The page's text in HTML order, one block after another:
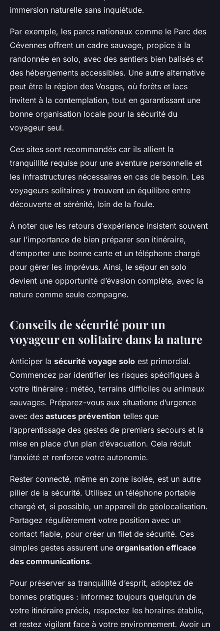
immersion naturelle sans inquiétude.
Par exemple, les parcs nationaux comme le Parc des
Cévennes offrent un cadre sauvage, propice à la
randonnée en solo, avec des sentiers bien balisés et
des hébergements accessibles. Une autre alternative
peut être la région des Vosges, où forêts et lacs
invitent à la contemplation, tout en garantissant une
bonne organisation locale pour la sécurité du
voyageur seul.
Ces sites sont recommandés car ils allient la
tranquillité requise pour une aventure personnelle et
les infrastructures nécessaires en cas de besoin. Les
voyageurs solitaires y trouvent un équilibre entre
découverte et sérénité, loin de la foule.
À noter que les retours d’expérience insistent souvent
sur l’importance de bien préparer son itinéraire,
d’emporter une bonne carte et un téléphone chargé
pour gérer les imprévus. Ainsi, le séjour en solo
devient une opportunité d’évasion complète, avec la
nature comme seule compagne.
Conseils de sécurité pour un
voyageur en solitaire dans la nature
Anticiper la sécurité voyage solo est primordial.
Commencez par identifier les risques spécifiques à
votre itinéraire : météo, terrains difficiles ou animaux
sauvages. Préparez-vous aux situations d’urgence
avec des astuces prévention telles que
l’apprentissage des gestes de premiers secours et la
mise en place d’un plan d’évacuation. Cela réduit
l’anxiété et renforce votre autonomie.
Rester connecté, même en zone isolée, est un autre
pilier de la sécurité. Utilisez un téléphone portable
chargé et, si possible, un appareil de géolocalisation.
Partagez régulièrement votre position avec un
contact fiable, pour créer un filet de sécurité. Ces
simples gestes assurent une organisation efficace
des communications.
Pour préserver sa tranquillité d’esprit, adoptez de
bonnes pratiques : informez toujours quelqu’un de
votre itinéraire précis, respectez les horaires établis,
et restez vigilant face à votre environnement. Avoir un